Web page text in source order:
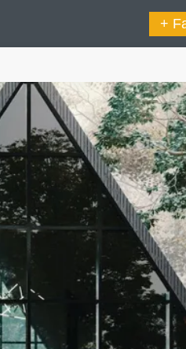
+
Photos La Semaine Décoration Et
Astrologique Les Trouvailles Déco
Vintage On Décode La Déco